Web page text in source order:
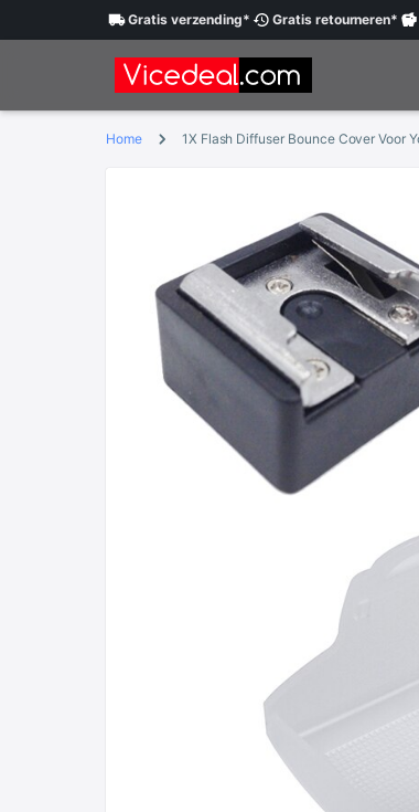
Gratisverzending* Gratisretourneren*
Home